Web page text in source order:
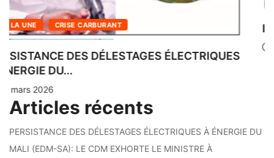
LES LOGEMENTS SOCIAUX DE N’TABAKORO
SOUS HAUTE...
12 mars 2026
Articles récents
PERSISTANCE DES DÉLESTAGES ÉLECTRIQUES À ÉNERGIE DU
MALI (EDM-SA): LE CDM EXHORTE LE MINISTRE À